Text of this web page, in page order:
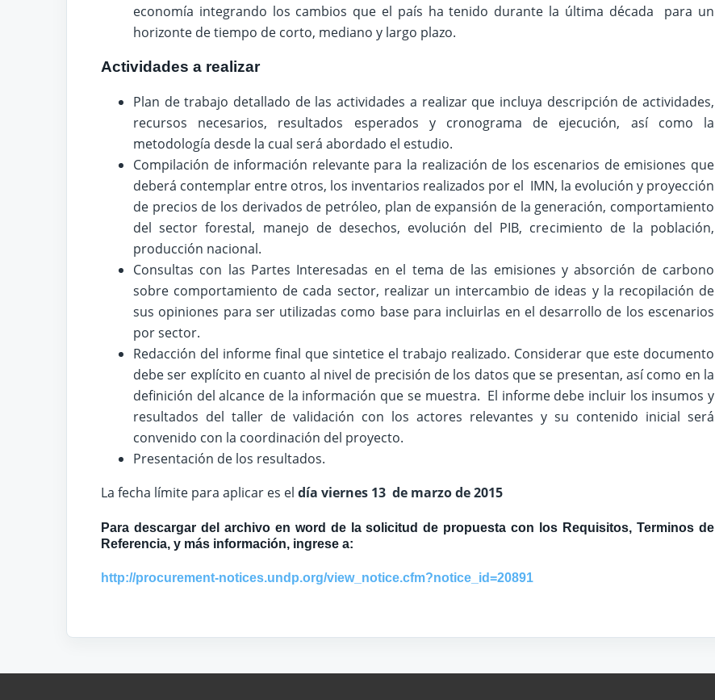
economía integrando los cambios que el país ha tenido durante la última década para un
horizonte de tiempo de corto, mediano y largo plazo.
Actividades a realizar
Plan de trabajo detallado de las actividades a realizar que incluya descripción de actividades,
recursos necesarios, resultados esperados y cronograma de ejecución, así como la
metodología desde la cual será abordado el estudio.
Compilación de información relevante para la realización de los escenarios de emisiones que
deberá contemplar entre otros, los inventarios realizados por el IMN, la evolución y proyección
de precios de los derivados de petróleo, plan de expansión de la generación, comportamiento
del sector forestal, manejo de desechos, evolución del PIB, crecimiento de la población,
producción nacional.
Consultas con las Partes Interesadas en el tema de las emisiones y absorción de carbono
sobre comportamiento de cada sector, realizar un intercambio de ideas y la recopilación de
sus opiniones para ser utilizadas como base para incluirlas en el desarrollo de los escenarios
por sector.
Redacción del informe final que sintetice el trabajo realizado. Considerar que este documento
debe ser explícito en cuanto al nivel de precisión de los datos que se presentan, así como en la
definición del alcance de la información que se muestra. El informe debe incluir los insumos y
resultados del taller de validación con los actores relevantes y su contenido inicial será
convenido con la coordinación del proyecto.
Presentación de los resultados.
La fecha límite para aplicar es el día viernes 13 de marzo de 2015
Para descargar del archivo en word de la solicitud de propuesta con los Requisitos, Terminos de
Referencia, y más información, ingrese a:
http://procurement-notices.undp.org/view_notice.cfm?notice_id=20891